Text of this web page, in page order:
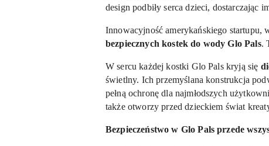
design podbiły serca dzieci, dostarczając
Innowacyjność amerykańskiego startupu,
bezpiecznych kostek do wody Glo Pals.
W sercu każdej kostki Glo Pals kryją się
świetlny. Ich przemyślana konstrukcja
pełną ochronę dla najmłodszych
także otworzy przed dzieckiem świat
Bezpieczeństwo w Glo Pals przede